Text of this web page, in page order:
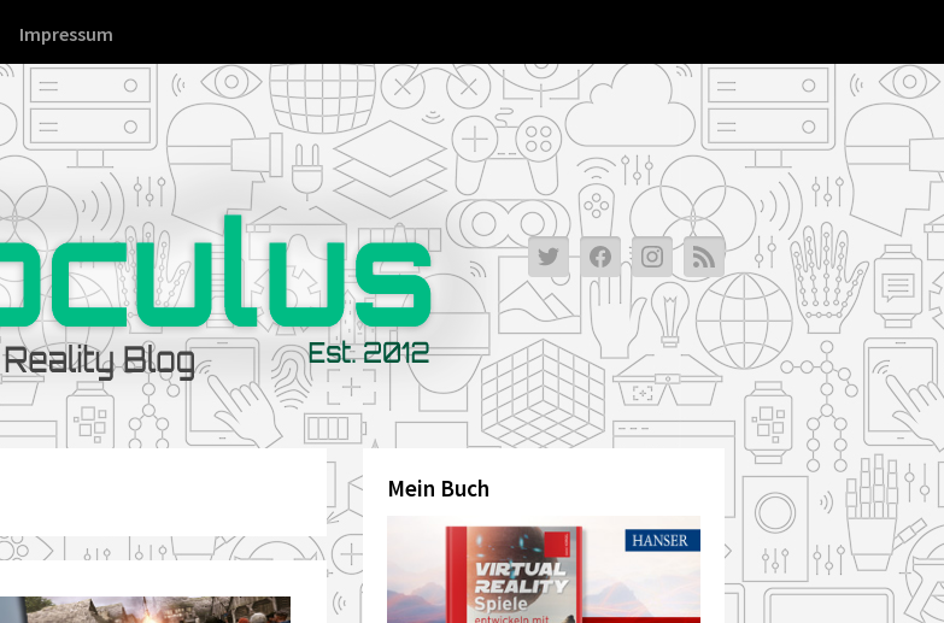
Impressum
Mein Buch